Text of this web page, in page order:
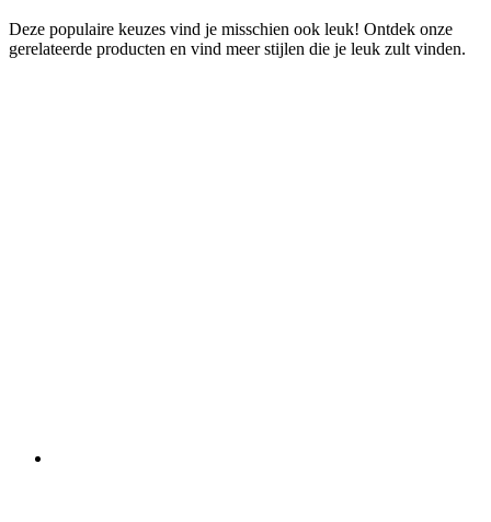
Deze populaire keuzes vind je misschien ook leuk! Ontdek onze
gerelateerde producten en vind meer stijlen die je leuk zult vinden.